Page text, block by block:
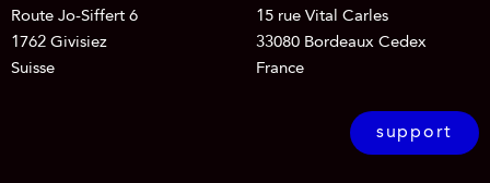
Route Jo-Siffert 6
1762 Givisiez
Suisse
15 rue Vital Carles
33080 Bordeaux Cedex
France
support